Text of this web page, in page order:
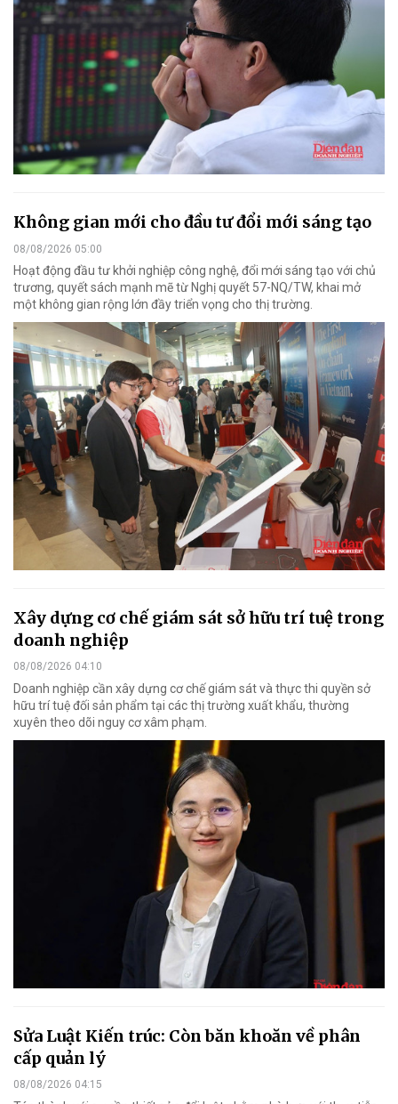
Không gian mới cho đầu tư đổi mới sáng tạo
08/08/2026 05:00
Hoạt động đầu tư khởi nghiệp công nghệ, đổi mới sáng tạo với chủ
trương, quyết sách mạnh mẽ từ Nghị quyết 57-NQ/TW, khai mở
một không gian rộng lớn đầy triển vọng cho thị trường.
Xây dựng cơ chế giám sát sở hữu trí tuệ trong
doanh nghiệp
08/08/2026 04:10
Doanh nghiệp cần xây dựng cơ chế giám sát và thực thi quyền sở
hữu trí tuệ đối sản phẩm tại các thị trường xuất khẩu, thường
xuyên theo dõi nguy cơ xâm phạm.
Sửa Luật Kiến trúc: Còn băn khoăn về phân
cấp quản lý
08/08/2026 04:15